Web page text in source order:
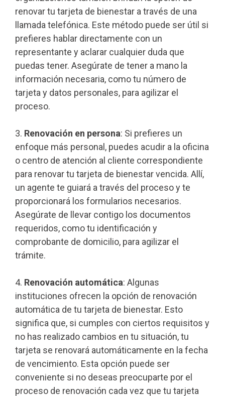
renovar tu tarjeta de bienestar a través de una
llamada telefónica. Este método puede ser útil si
prefieres hablar directamente con un
representante y aclarar cualquier duda que
puedas tener. Asegúrate de tener a mano la
información necesaria, como tu número de
tarjeta y datos personales, para agilizar el
proceso.
3. Renovación en persona: Si prefieres un
enfoque más personal, puedes acudir a la oficina
o centro de atención al cliente correspondiente
para renovar tu tarjeta de bienestar vencida. Allí,
un agente te guiará a través del proceso y te
proporcionará los formularios necesarios.
Asegúrate de llevar contigo los documentos
requeridos, como tu identificación y
comprobante de domicilio, para agilizar el
trámite.
4. Renovación automática: Algunas
instituciones ofrecen la opción de renovación
automática de tu tarjeta de bienestar. Esto
significa que, si cumples con ciertos requisitos y
no has realizado cambios en tu situación, tu
tarjeta se renovará automáticamente en la fecha
de vencimiento. Esta opción puede ser
conveniente si no deseas preocuparte por el
proceso de renovación cada vez que tu tarjeta